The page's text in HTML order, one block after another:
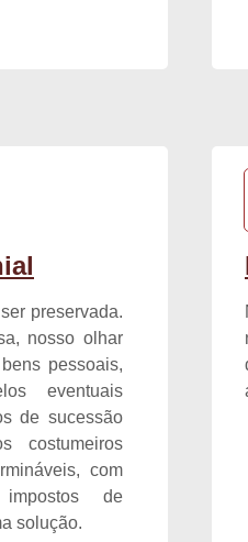
preservada.
nosso olhar
pessoais,
eventuais
de sucessão
costumeiros
com
de
solução.